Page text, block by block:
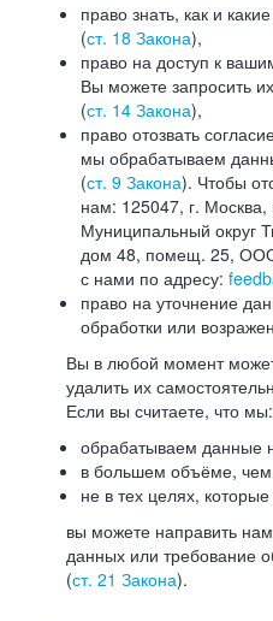
право знать, как и
(ст. 18 Закона),
право на доступ к
Вы можете запросить
(ст. 14 Закона),
право отозвать
мы обрабатываем
(ст. 9 Закона). Чтобы
нам: 125047, г. Москва,
Муниципальный округ
дом 48, помещ. 25, ООО
с нами по адресу:
право на уточнение
обработки или
Вы в любой момент
удалить их
Если вы считаете, что мы:
обрабатываем данные
в большем объёме, чем
не в тех целях,
вы можете направить
данных или требование
(ст. 21 Закона).